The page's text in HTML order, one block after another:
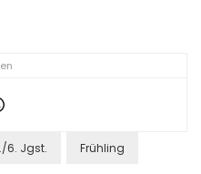
6. Jgst. Frühling